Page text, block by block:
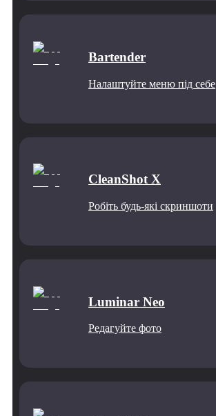
Bartender
Налаштуйте меню під себе
CleanShot X
Робіть будь-які скриншоти
Luminar Neo
Редагуйте фото